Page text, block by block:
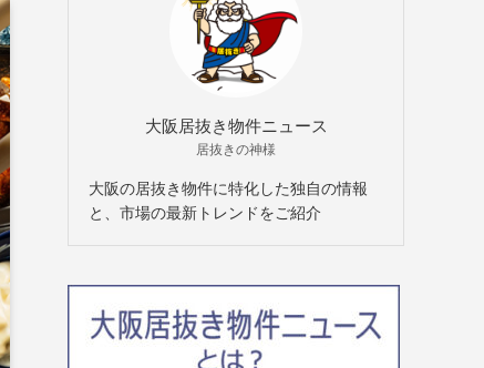
大阪居抜き物件ニュース
居抜きの神様
大阪の居抜き物件に特化した独自の情報
と、市場の最新トレンドをご紹介